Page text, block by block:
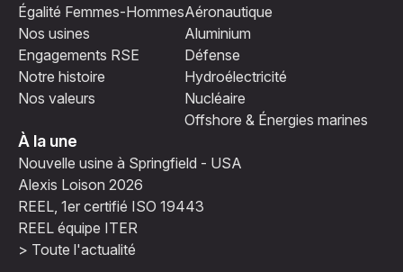
Égalité Femmes-Hommes
Nos usines
Engagements RSE
Notre histoire
Nos valeurs
Aéronautique
Aluminium
Défense
Hydroélectricité
Nucléaire
Offshore & Énergies marines
À la une
Nouvelle usine à Springfield - USA
Alexis Loison 2026
REEL, 1er certifié ISO 19443
REEL équipe ITER
> Toute l'actualité